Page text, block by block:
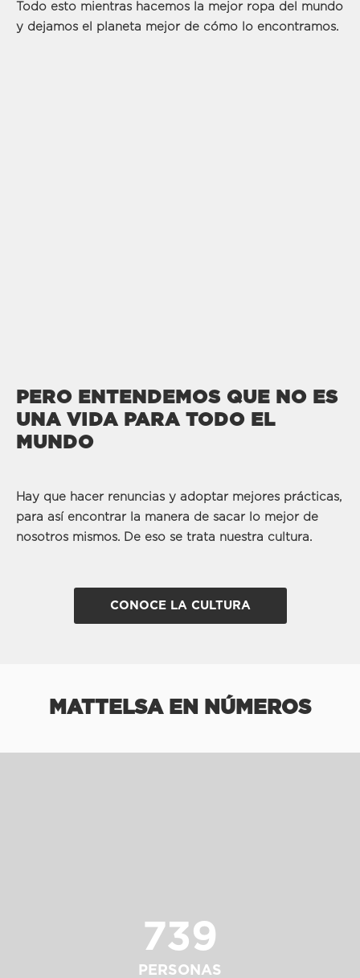
Todo esto mientras hacemos la mejor ropa del mundo
y dejamos el planeta mejor de cómo lo encontramos.
PERO ENTENDEMOS QUE NO ES
UNA VIDA PARA TODO EL
MUNDO
Hay que hacer renuncias y adoptar mejores prácticas,
para así encontrar la manera de sacar lo mejor de
nosotros mismos. De eso se trata nuestra cultura.
CONOCE LA CULTURA
MATTELSA EN NÚMEROS
739
PERSONAS